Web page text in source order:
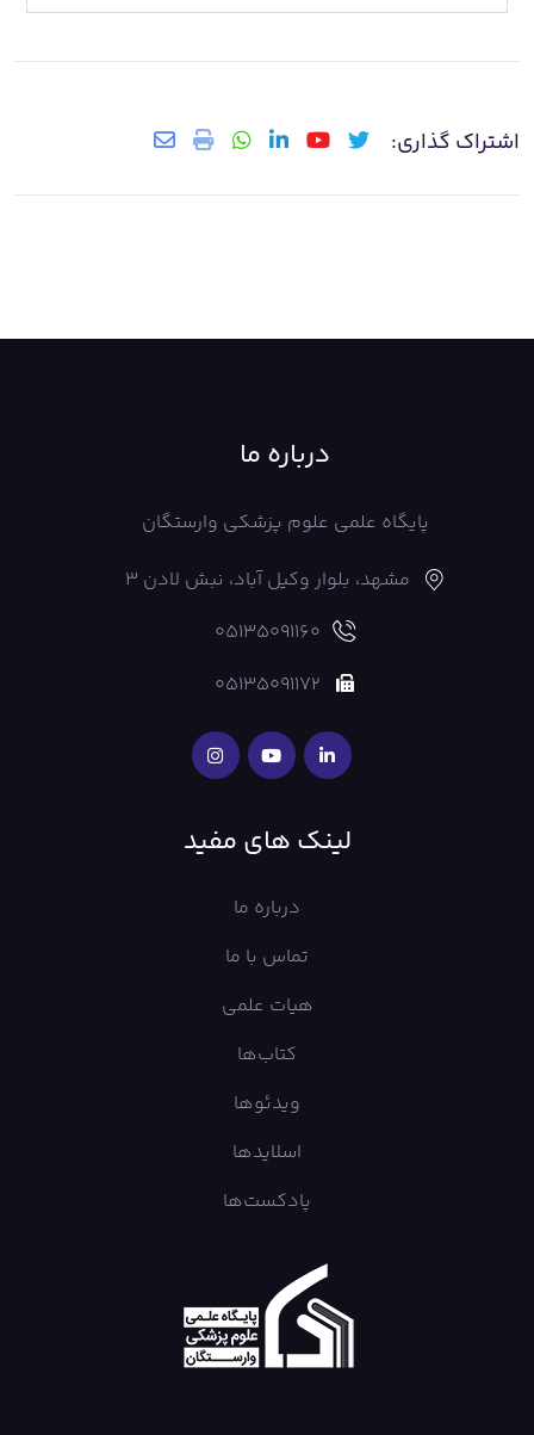
اشتراک گذاری:
درباره ما
پایگاه علمی علوم پزشکی وارستگان
مشهد، بلوار وکیل آباد، نبش لادن 3
05135091160
05135091172
لینک های مفید
درباره ما
تماس با ما
هیات علمی
کتاب‌ها
ویدئوها
اسلایدها
پادکست‌ها